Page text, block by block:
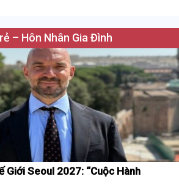
– Hôn Nhân Gia Đình
Giới Seoul 2027: “Cuộc Hành